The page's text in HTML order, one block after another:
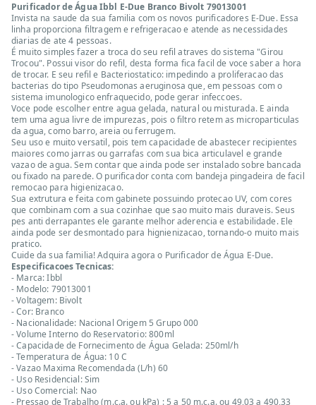
Purificador de Água Ibbl E-Due Branco Bivolt 79013001
Invista na saude da sua familia com os novos purificadores E-Due. Essa
linha proporciona filtragem e refrigeracao e atende as necessidades
diarias de ate 4 pessoas.
É muito simples fazer a troca do seu refil atraves do sistema "Girou
Trocou". Possui visor do refil, desta forma fica facil de voce saber a hora
de trocar. E seu refil e Bacteriostatico: impedindo a proliferacao das
bacterias do tipo Pseudomonas aeruginosa que, em pessoas com o
sistema imunologico enfraquecido, pode gerar infeccoes.
Voce pode escolher entre agua gelada, natural ou misturada. E ainda
tem uma agua livre de impurezas, pois o filtro retem as microparticulas
da agua, como barro, areia ou ferrugem.
Seu uso e muito versatil, pois tem capacidade de abastecer recipientes
maiores como jarras ou garrafas com sua bica articulavel e grande
vazao de agua. Sem contar que ainda pode ser instalado sobre bancada
ou fixado na parede. O purificador conta com bandeja pingadeira de facil
remocao para higienizacao.
Sua extrutura e feita com gabinete possuindo protecao UV, com cores
que combinam com a sua cozinhae que sao muito mais duraveis. Seus
pes anti derrapantes ele garante melhor aderencia e estabilidade. Ele
ainda pode ser desmontado para hignienizacao, tornando-o muito mais
pratico.
Cuide da sua familia! Adquira agora o Purificador de Água E-Due.
Especificacoes Tecnicas:
- Marca: Ibbl
- Modelo: 79013001
- Voltagem: Bivolt
- Cor: Branco
- Nacionalidade: Nacional Origem 5 Grupo 000
- Volume Interno do Reservatorio: 800ml
- Capacidade de Fornecimento de Água Gelada: 250ml/h
- Temperatura de Água: 10 C
- Vazao Maxima Recomendada (L/h) 60
- Uso Residencial: Sim
- Uso Comercial: Nao
- Pressao de Trabalho (m.c.a. ou kPa) : 5 a 50 m.c.a. ou 49,03 a 490,33